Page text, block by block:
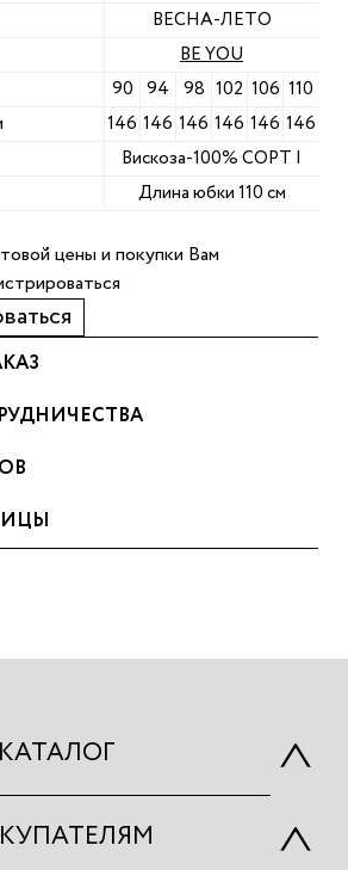
цены и покупки Вам
ВЕСНА-ЛЕТО
BE YOU
90 94 98 102 106 110
146 146 146 146 146 146
Вискоза-100% СОРТ I
Длина юбки 110 см
КАТАЛОГ